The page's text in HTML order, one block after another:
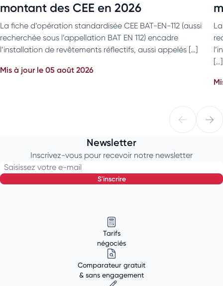
montant des CEE en 2026
La fiche d’opération standardisée CEE BAT-EN-112 (aussi
recherchée sous l’appellation BAT EN 112) encadre
l’installation de revêtements réflectifs, aussi appelés […]
Mis à jour le 05 août 2026
[…]
Newsletter
Inscrivez-vous pour recevoir notre newsletter
Saisissez votre e-mail
s'inscrire
Tarifs
négociés
Comparateur gratuit
& sans engagement